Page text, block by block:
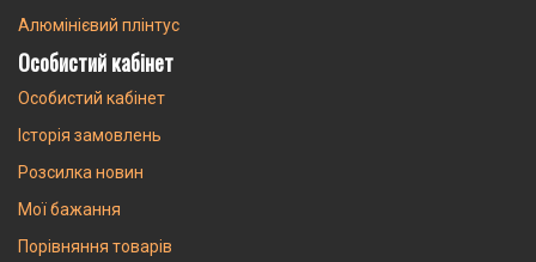
Алюмінієвий плінтус
Особистий кабінет
Особистий кабінет
Історія замовлень
Розсилка новин
Мої бажання
Порівняння товарів